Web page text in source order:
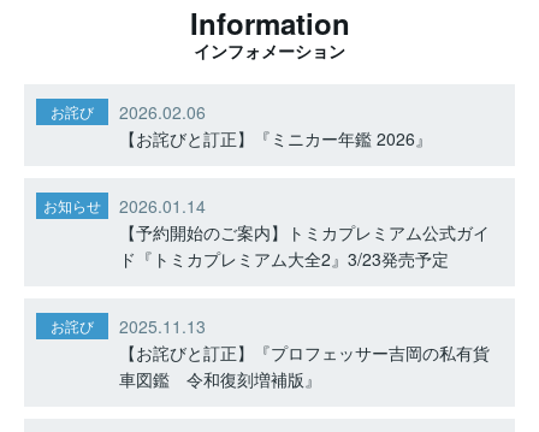
Information
インフォメーション
お詫び
2026.02.06
【お詫びと訂正】『ミニカー年鑑 2026』
お知らせ
2026.01.14
【予約開始のご案内】トミカプレミアム公式ガイ
ド『トミカプレミアム大全2』3/23発売予定
お詫び
2025.11.13
【お詫びと訂正】『プロフェッサー吉岡の私有貨
車図鑑 令和復刻増補版』